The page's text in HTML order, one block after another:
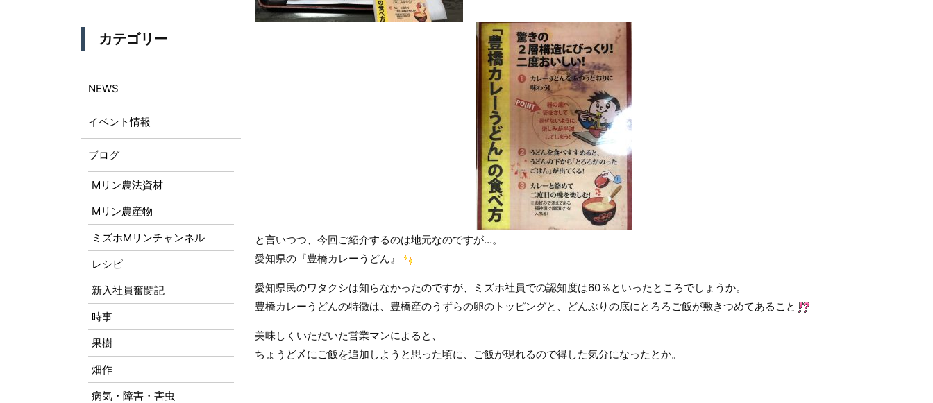
と言いつつ、今回ご紹介するのは地元なのですが…。
愛知県の『豊橋カレーうどん』
愛知県民のワタクシは知らなかったのですが、ミズホ社員での認知度は60％といったところでしょうか。
豊橋カレーうどんの特徴は、豊橋産のうずらの卵のトッピングと、どんぶりの底にとろろご飯が敷きつめてあること
美味しくいただいた営業マンによると、
ちょうど〆にご飯を追加しようと思った頃に、ご飯が現れるので得した気分になったとか。
カテゴリー
NEWS
イベント情報
ブログ
Mリン農法資材
Mリン農産物
ミズホMリンチャンネル
レシピ
新入社員奮闘記
時事
果樹
畑作
病気・障害・害虫